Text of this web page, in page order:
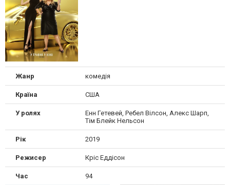
Жанр комедія
Країна США
У ролях
Енн Гетевей, Ребел Вілсон, Алекс Шарп,
Тім Блейк Нельсон
Рік 2019
Режисер Кріс Еддісон
Час 94